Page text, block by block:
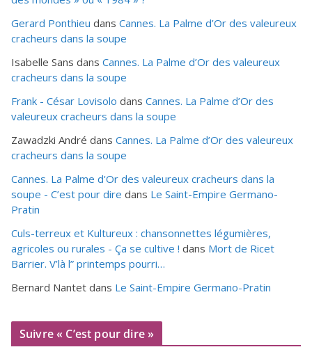
Gerard Ponthieu dans Cannes. La Palme d’Or des valeureux
cracheurs dans la soupe
Isabelle Sans dans Cannes. La Palme d’Or des valeureux
cracheurs dans la soupe
Frank - César Lovisolo dans Cannes. La Palme d’Or des
valeureux cracheurs dans la soupe
Zawadzki André dans Cannes. La Palme d’Or des valeureux
cracheurs dans la soupe
Cannes. La Palme d'Or des valeureux cracheurs dans la
soupe - C’est pour dire dans Le Saint-Empire Germano-
Pratin
Culs-terreux et Kultureux : chansonnettes légumières,
agricoles ou rurales - Ça se cultive ! dans Mort de Ricet
Barrier. V’là l” printemps pourri…
Bernard Nantet dans Le Saint-Empire Germano-Pratin
Suivre « C’est pour dire »